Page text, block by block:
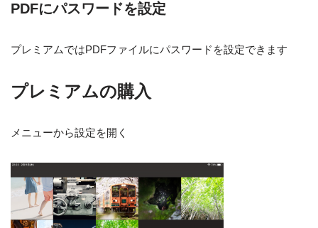
PDFにパスワードを設定
プレミアムではPDFファイルにパスワードを設定できます
プレミアムの購入
メニューから設定を開く